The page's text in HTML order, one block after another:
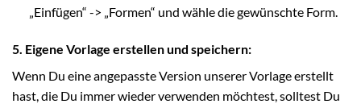
„Einfügen“ -> „Formen“ und wähle die gewünschte Form.
5. Eigene Vorlage erstellen und speichern:
Wenn Du eine angepasste Version unserer Vorlage erstellt
hast, die Du immer wieder verwenden möchtest, solltest Du